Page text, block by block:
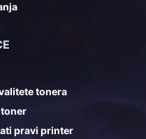
tonera
pravi printer